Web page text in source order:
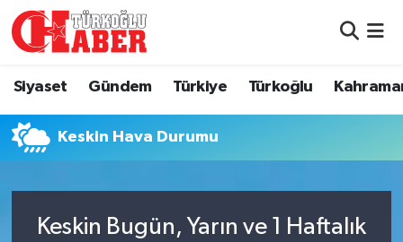
Siyaset Gündem Türkiye Türkoğlu
Keskin Hava Durumu
Keskin Bugün, Yarın ve 1 Haftalık
Gündem
Türkiye
Hava Durumu
Namaz Vakitleri